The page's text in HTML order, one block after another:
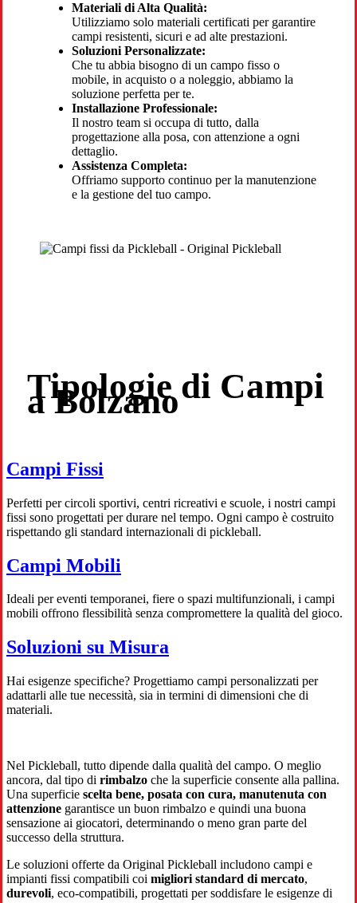
Materiali di Alta Qualità:
Utilizziamo solo materiali certificati per garantire
campi resistenti, sicuri e ad alte prestazioni.
Soluzioni Personalizzate:
Che tu abbia bisogno di un campo fisso o
mobile, in acquisto o a noleggio, abbiamo la
soluzione perfetta per te.
Installazione Professionale:
Il nostro team si occupa di tutto, dalla
progettazione alla posa, con attenzione a ogni
dettaglio.
Assistenza Completa:
Offriamo supporto continuo per la manutenzione
e la gestione del tuo campo.
Tipologie di Campi
a Bolzano
Campi Fissi
Perfetti per circoli sportivi, centri ricreativi e scuole, i nostri campi
fissi sono progettati per durare nel tempo. Ogni campo è costruito
rispettando gli standard internazionali di pickleball.
Campi Mobili
Ideali per eventi temporanei, fiere o spazi multifunzionali, i campi
mobili offrono flessibilità senza compromettere la qualità del gioco.
Soluzioni su Misura
Hai esigenze specifiche? Progettiamo campi personalizzati per
adattarli alle tue necessità, sia in termini di dimensioni che di
materiali.
Nel Pickleball, tutto dipende dalla qualità del campo. O meglio
ancora, dal tipo di rimbalzo che la superficie consente alla pallina.
Una superficie scelta bene, posata con cura, manutenuta con
attenzione garantisce un buon rimbalzo e quindi una buona
sensazione ai giocatori, determinando o meno gran parte del
successo della struttura.
Le soluzioni offerte da Original Pickleball includono campi e
impianti fissi compatibili coi migliori standard di mercato,
durevoli, eco-compatibili, progettati per soddisfare le esigenze di